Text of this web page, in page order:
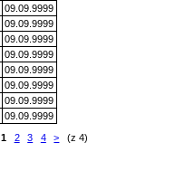
09.09.9999
09.09.9999
09.09.9999
09.09.9999
09.09.9999
09.09.9999
09.09.9999
09.09.9999
1 2 3 4 > (z 4)